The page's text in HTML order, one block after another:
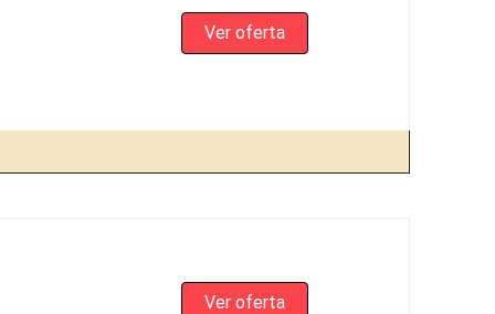
Ver oferta
Ver oferta